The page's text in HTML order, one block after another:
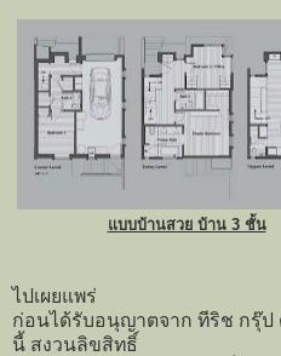
แบบบ้านสวย บ้าน 3 ชั้น
ไปเผยแพร่
ก่อนได้รับอนุญาตจาก ทีริช กรุ๊ป
นี้ สงวนลิขสิทธิ์